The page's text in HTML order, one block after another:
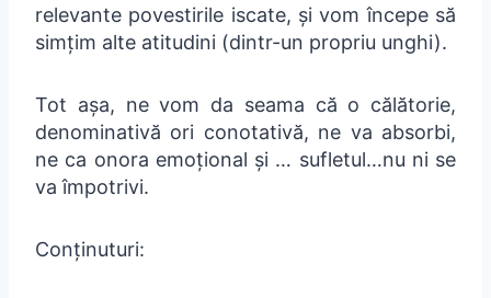
relevante povestirile iscate, și vom începe să
simțim alte atitudini (dintr-un propriu unghi).
Tot așa, ne vom da seama că o călătorie,
denominativă ori conotativă, ne va absorbi,
ne ca onora emoțional și … sufletul…nu ni se
va împotrivi.
Conținuturi: